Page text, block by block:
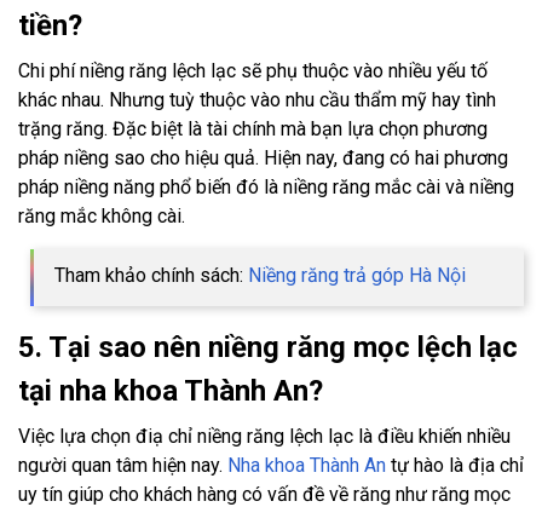
tiền?
Chi phí niềng răng lệch lạc sẽ phụ thuộc vào nhiều yếu tố
khác nhau. Nhưng tuỳ thuộc vào nhu cầu thẩm mỹ hay tình
trặng răng. Đặc biệt là tài chính mà bạn lựa chọn phương
pháp niềng sao cho hiệu quả. Hiện nay, đang có hai phương
pháp niềng năng phổ biến đó là niềng răng mắc cài và niềng
răng mắc không cài.
Tham khảo chính sách: Niềng răng trả góp Hà Nội
5. Tại sao nên niềng răng mọc lệch lạc
tại nha khoa Thành An?
Việc lựa chọn điạ chỉ niềng răng lệch lạc là điều khiến nhiều
người quan tâm hiện nay. Nha khoa Thành An tự hào là địa chỉ
uy tín giúp cho khách hàng có vấn đề về răng như răng mọc